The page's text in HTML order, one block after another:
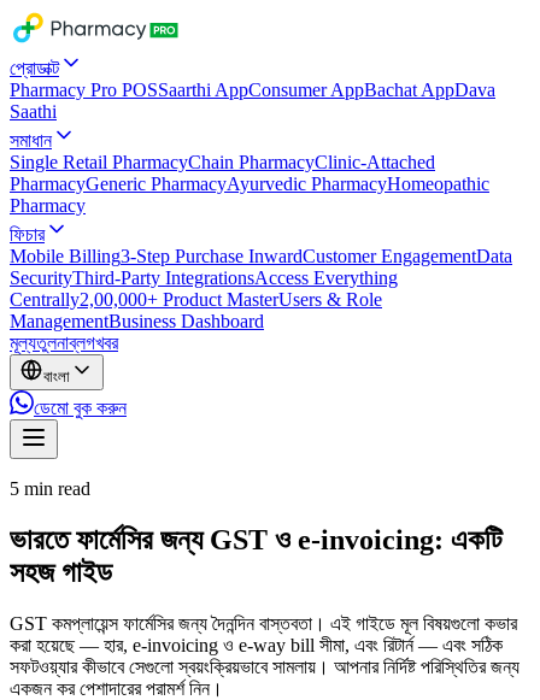
প্রোডাক্ট
Pharmacy Pro POSSaarthi AppConsumer AppBachat AppDava
Saathi
সমাধান
Single Retail PharmacyChain PharmacyClinic-Attached
PharmacyGeneric PharmacyAyurvedic PharmacyHomeopathic
Pharmacy
ফিচার
Mobile Billing3-Step Purchase InwardCustomer EngagementData
SecurityThird-Party IntegrationsAccess Everything
Centrally2,00,000+ Product MasterUsers & Role
ManagementBusiness Dashboard
মূল্যতুলনাব্লগখবর
বাংলা
ডেমো বুক করুন
5 min read
ভারতে ফার্মেসির জন্য GST ও e-invoicing: একটি
সহজ গাইড
GST কমপ্লায়েন্স ফার্মেসির জন্য দৈনন্দিন বাস্তবতা। এই গাইডে মূল বিষয়গুলো কভার
করা হয়েছে — হার, e-invoicing ও e-way bill সীমা, এবং রিটার্ন — এবং সঠিক
সফটওয়্যার কীভাবে সেগুলো স্বয়ংক্রিয়ভাবে সামলায়। আপনার নির্দিষ্ট পরিস্থিতির জন্য
একজন কর পেশাদারের পরামর্শ নিন।